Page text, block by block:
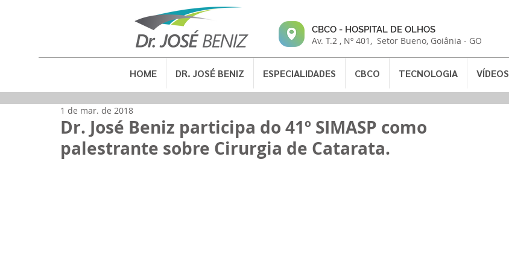
CBCO - HOSPITAL DE OLHOS
Av. T.2 , Nº 401, Setor Bueno, Goiânia - GO
HOME DR. JOSÉ BENIZ ESPECIALIDADES CBCO TECNOLOGIA VÍDEOS
Dr. José Beniz participa do 41º SIMASP como
palestrante sobre Cirurgia de Catarata.
1 de mar. de 2018